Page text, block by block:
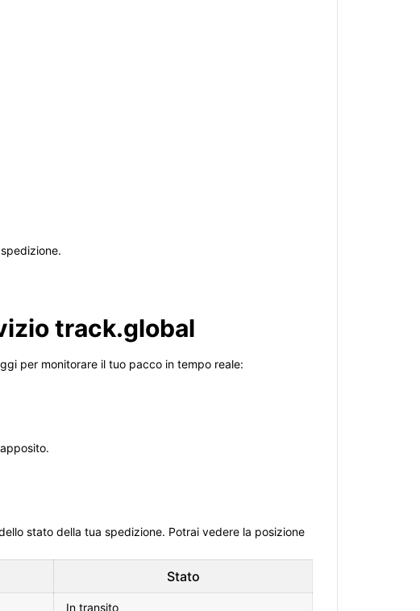
track.global
per monitorare il tuo pacco in tempo reale:
stato della tua spedizione. Potrai vedere la posizione
Stato
In transito